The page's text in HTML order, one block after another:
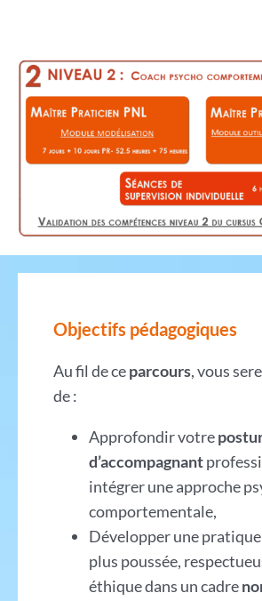
Objectifs pédagogiques
Au fil de ceparcours, vous
de :
Approfondir votre
d’accompagnant
intégrer une approche
comportementale,
Développer une
plus poussée,
éthique dans un cadre